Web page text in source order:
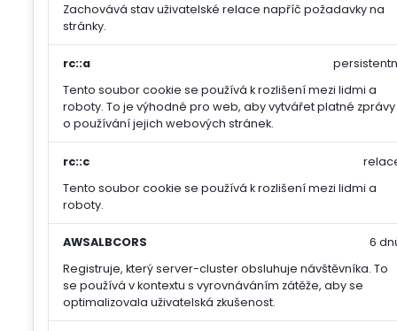
Zachovává stav uživatelské relace napříč požadavky na
stránky.
rc::a
Tento soubor cookie se používá k rozlišení mezi lidmi a
roboty. To je výhodné pro web, aby vytvářet platné zprávy
o používání jejich webových stránek.
rc::c
Tento soubor cookie se používá k rozlišení mezi lidmi a
roboty.
AWSALBCORS
Registruje, který server-cluster obsluhuje návštěvníka. To
se používá v kontextu s vyrovnáváním zátěže, aby se
optimalizovala uživatelská zkušenost.
6